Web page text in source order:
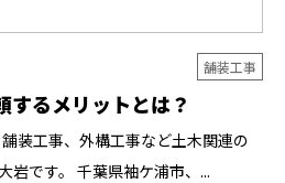
舗装工事
するメリットとは？
装工事、外構工事など土木関連の
岩です。 千葉県袖ケ浦市、...